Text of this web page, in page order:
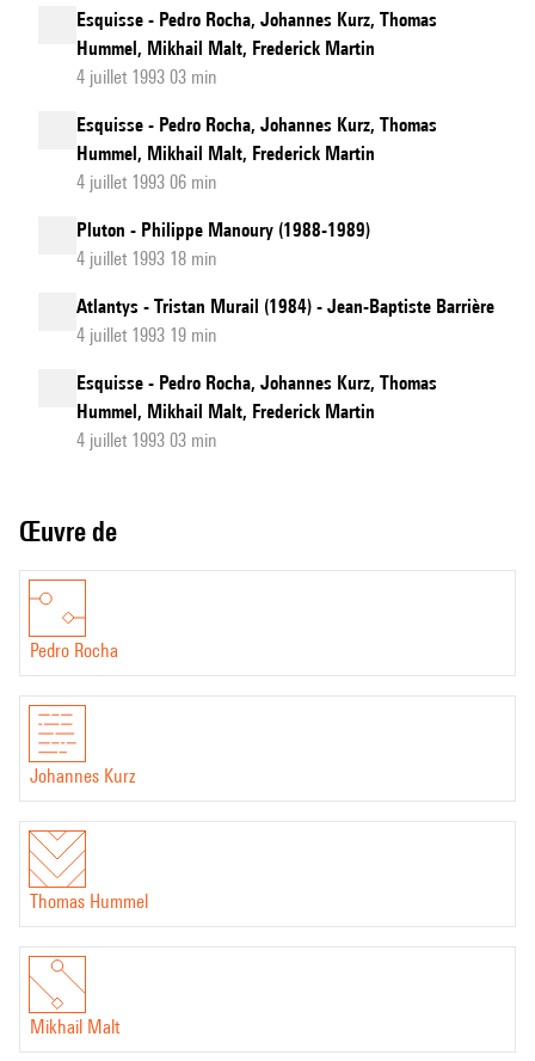
Esquisse - Pedro Rocha, Johannes Kurz, Thomas
Hummel, Mikhail Malt, Frederick Martin
4 juillet 1993 03 min
Esquisse - Pedro Rocha, Johannes Kurz, Thomas
Hummel, Mikhail Malt, Frederick Martin
4 juillet 1993 06 min
Pluton - Philippe Manoury (1988-1989)
4 juillet 1993 18 min
Atlantys - Tristan Murail (1984) - Jean-Baptiste Barrière
4 juillet 1993 19 min
Esquisse - Pedro Rocha, Johannes Kurz, Thomas
Hummel, Mikhail Malt, Frederick Martin
4 juillet 1993 03 min
Œuvre de
Pedro Rocha
Johannes Kurz
Thomas Hummel
Mikhail Malt